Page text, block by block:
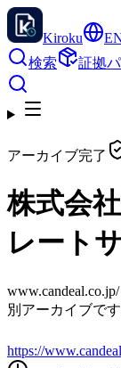
Kiroku
検索
証拠
アーカイブ完了
株式会
レート
別アーカイブです
https://